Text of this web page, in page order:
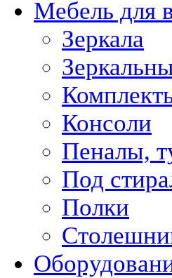
Мебель для
Зеркала
Консоли
Пеналы,
Под
Полки